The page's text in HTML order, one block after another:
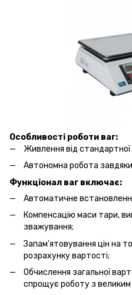
Особливості роботи ваг:
Живлення від
Автономна робота
Функціонал ваг включає:
Автоматичне
Компенсацію маси тари,
зважування;
Запам'ятовування цін на
розрахунку вартості;
Обчислення загальної
спрощує роботу з